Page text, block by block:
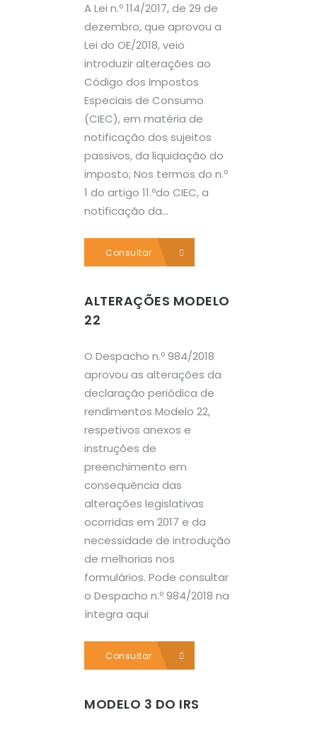
A Lei n.º 114/2017, de 29 de
dezembro, que aprovou a
Lei do OE/2018, veio
introduzir alterações ao
Código dos Impostos
Especiais de Consumo
(CIEC), em matéria de
notificação dos sujeitos
passivos, da liquidação do
imposto; Nos termos do n.º
1 do artigo 11.ºdo CIEC, a
notificação da...
Consultar
ALTERAÇÕES MODELO
22
O Despacho n.º 984/2018
aprovou as alterações da
declaração periódica de
rendimentos Modelo 22,
respetivos anexos e
instruções de
preenchimento em
consequência das
alterações legislativas
ocorridas em 2017 e da
necessidade de introdução
de melhorias nos
formulários. Pode consultar
o Despacho n.º 984/2018 na
íntegra aqui
Consultar
MODELO 3 DO IRS